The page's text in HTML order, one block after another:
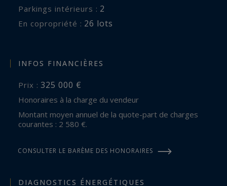
parkings intérieurs : 2
En copropriété : 26 lots
INFOS FINANCIÈRES
Prix : 325 000 €
Honoraires à la charge du vendeur
Montant moyen annuel de la quote-part de charges
courantes : 2 580 €.
CONSULTER LE BARÈME DES HONORAIRES
DIAGNOSTICS ÉNERGÉTIQUES